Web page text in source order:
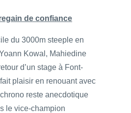
de confiance
du 3000m steeple en
Kowal, Mahiedine
d’un stage à Font-
fait plaisir en renouant avec
reste anecdotique
le vice-champion